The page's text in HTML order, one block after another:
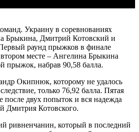
Украину в соревнованиях
Брыкина, Дмитрий Котовский и
раунд прыжков в финале
месте – Ангелина Брыкина
прыжок, набрав 90,58 балла.
Окипнюк, которому не удалось
только 76,92 балла. Пятая
после двух попыток и вся надежда
Дмитрия Котовского.
ривненчанин, который в последний